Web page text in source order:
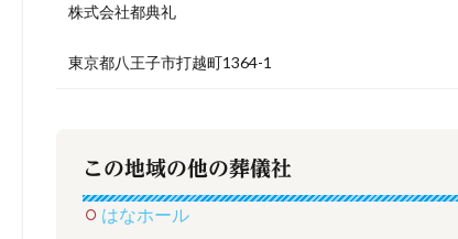
株式会社都典礼
東京都八王子市打越町1364-1
この地域の他の葬儀社
はなホール